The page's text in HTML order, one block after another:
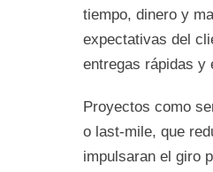
tiempo, dinero y
expectativas del
entregas rápidas y
Proyectos como
o last-mile, que
impulsaran el giro